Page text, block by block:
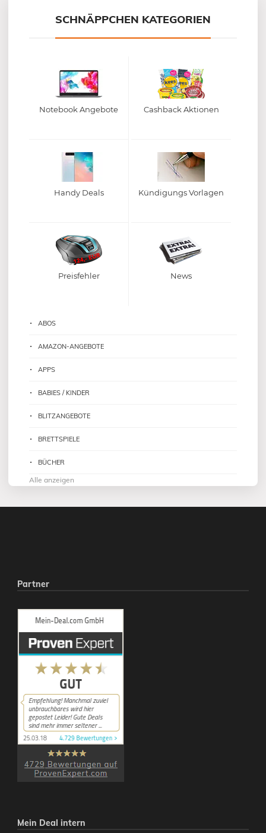
SCHNÄPPCHEN KATEGORIEN
Notebook Angebote Cashback Aktionen
Handy Deals Kündigungs Vorlagen
Preisfehler News
ABOS
AMAZON-ANGEBOTE
APPS
BABIES / KINDER
BLITZANGEBOTE
BRETTSPIELE
BÜCHER
Alle anzeigen
Partner
Mein Deal intern